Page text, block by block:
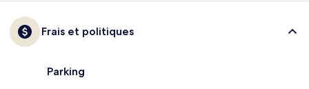
Frais et politiques
Parking